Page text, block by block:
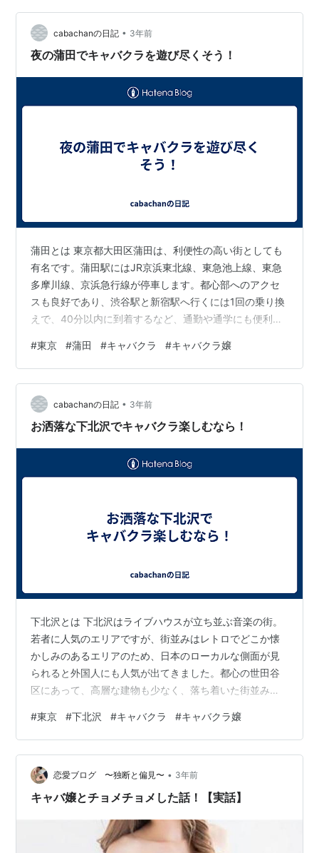
ツリー武蔵小杉は160店舗以上が入る大型商業施設です。
1階にはイトーヨーカドーがあるため、日々の買い物に便
利です。その他、有名アパレル店や話題の飲食店な…
cabachanの日記 • 3年前
夜の蒲田でキャバクラを遊び尽くそう！
蒲田とは 東京都大田区蒲田は、利便性の高い街としても
有名です。蒲田駅にはJR京浜東北線、東急池上線、東急
多摩川線、京浜急行線が停車します。都心部へのアクセ
スも良好であり、渋谷駅と新宿駅へ行くには1回の乗り換
えで、40分以内に到着するなど、通勤や通学にも便利で
松竹キネマ映画撮影所跡地、かまたえんが挙げられま
す。グランデュオ蒲田は駅直結の商業施設であり、いく
つもの飲食店や小売店が揃っていることが魅力です。蒲
田駅の東と西に分かれて2つの建物が存在し、改札からそ
のまま入館できるため雨の日でも濡れずにスムーズに買
#東京 #蒲田 #キャバクラ #キャバクラ嬢
cabachanの日記 • 3年前
お洒落な下北沢でキャバクラ楽しむなら！
下北沢とは 下北沢はライブハウスが立ち並ぶ音楽の街。
若者に人気のエリアですが、街並みはレトロでどこか懐
かしみのあるエリアのため、日本のローカルな側面が見
られると外国人にも人気が出てきました。都心の世田谷
区にあって、高層な建物も少なく、落ち着いた街並み
の聖地ともいわれますが、とくに演劇の文化が根付いて
います。当然ながら、日本でも全国区で知られるこのエ
リアは、「住んでみたい街」として名前がよく取り上げ
られます。とくに、日中は、若者のほか、買い物をする
主婦層も多く集まるエリアで、夜になれば食事を楽しむ
#東京 #下北沢 #キャバクラ #キャバクラ嬢
恋愛ブログ 〜独断と偏見〜 • 3年前
キャバ嬢とチョメチョメした話！【実話】